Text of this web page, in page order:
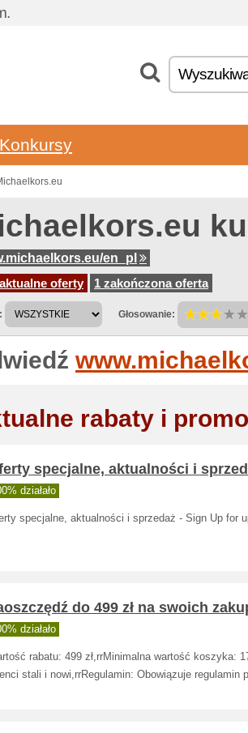
Konkursy
en_pl
oferty
1 zakończona oferta
Głosowanie:
rabaty i
specjalne, aktualności i
działało
specjalne, aktualności i sprzedaż - Sign Up for
do 499 zł na swoich
działało
rabatu: 499 zł,rrMinimalna wartość koszyka:
stali i nowi,rrRegulamin: Obowiązuje regulamin